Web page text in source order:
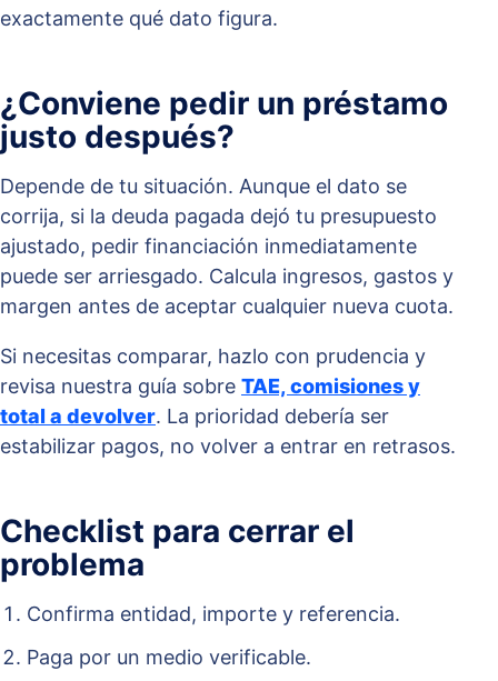
exactamente qué dato figura.
¿Conviene pedir un préstamo
justo después?
Depende de tu situación. Aunque el dato se
corrija, si la deuda pagada dejó tu presupuesto
ajustado, pedir financiación inmediatamente
puede ser arriesgado. Calcula ingresos, gastos y
margen antes de aceptar cualquier nueva cuota.
Si necesitas comparar, hazlo con prudencia y
revisa nuestra guía sobre TAE, comisiones y
total a devolver. La prioridad debería ser
estabilizar pagos, no volver a entrar en retrasos.
Checklist para cerrar el
problema
Confirma entidad, importe y referencia.
Paga por un medio verificable.